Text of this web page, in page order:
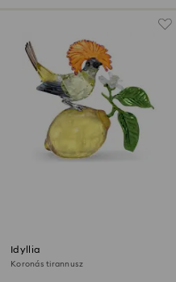
Idyllia
Koronás tirannusz